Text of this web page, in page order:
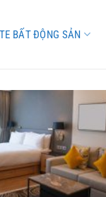
BẤT ĐỘNG SẢN